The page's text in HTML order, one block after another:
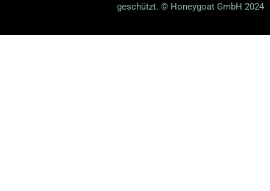
geschützt. © Honeygoat GmbH 2024